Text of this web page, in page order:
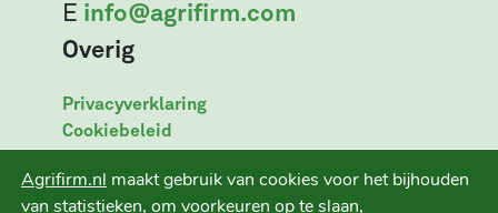
E info@agrifirm.com
Overig
Privacyverklaring
Cookiebeleid
Disclaimer
Agrifirm.nl maakt gebruik van cookies voor het bijhouden
van statistieken, om voorkeuren op te slaan,